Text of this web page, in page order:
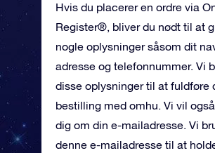
Hvis du placerer en ordre via
Register®, bliver du nødt til at
nogle oplysninger såsom dit
adresse og telefonnummer. Vi
disse oplysninger til at fuldføre
bestilling med omhu. Vi vil
dig om din e-mailadresse. Vi
denne e-mailadresse til at